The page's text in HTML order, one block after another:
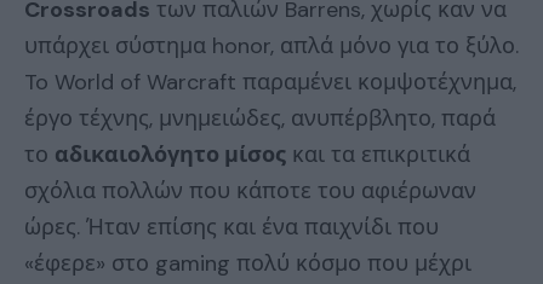
Crossroads των παλιών Barrens, χωρίς καν να
υπάρχει σύστημα honor, απλά μόνο για το ξύλο.
To World of Warcraft παραμένει κομψοτέχνημα,
έργο τέχνης, μνημειώδες, ανυπέρβλητο, παρά
το αδικαιολόγητο μίσος και τα επικριτικά
σχόλια πολλών που κάποτε του αφιέρωναν
ώρες. Ήταν επίσης και ένα παιχνίδι που
«έφερε» στο gaming πολύ κόσμο που μέχρι